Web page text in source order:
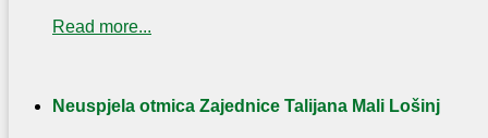
Read more...
Neuspjela otmica Zajednice Talijana Mali Lošinj